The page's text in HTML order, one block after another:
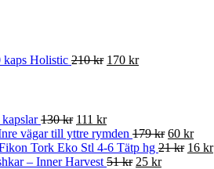
Holistic 210 kr 170 kr
kapslar130 kr 111 kr
vägar till yttre rymden 179 kr 60 kr
Tork Eko Stl 4-6 Tätp hg 21 kr 16 kr
– Inner Harvest 51 kr 25 kr